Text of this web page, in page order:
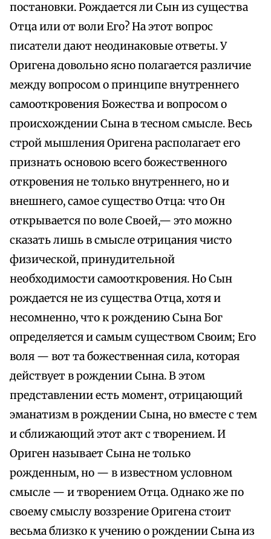
постановки. Рождается ли Сын из существа
Отца или от воли Его? На этот вопрос
писатели дают неодинаковые ответы. У
Оригена довольно ясно полагается различие
между вопросом о принципе внутреннего
самооткровения Божества и вопросом о
происхождении Сына в тесном смысле. Весь
строй мышления Оригена располагает его
признать основою всего божественного
откровения не только внутреннего, но и
внешнего, самое существо Отца: что Он
открывается по воле Своей,— это можно
сказать лишь в смысле отрицания чисто
физической, принудительной
необходимости самооткровения. Но Сын
рождается не из существа Отца, хотя и
несомненно, что к рождению Сына Бог
определяется и самым существом Своим; Его
воля — вот та божественная сила, которая
действует в рождении Сына. В этом
представлении есть момент, отрицающий
эманатизм в рождении Сына, но вместе с тем
и сближающий этот акт с творением. И
Ориген называет Сына не только
рожденным, но — в известном условном
смысле — и творением Отца. Однако же по
своему смыслу воззрение Оригена стоит
весьма близко к учению о рождении Сына из